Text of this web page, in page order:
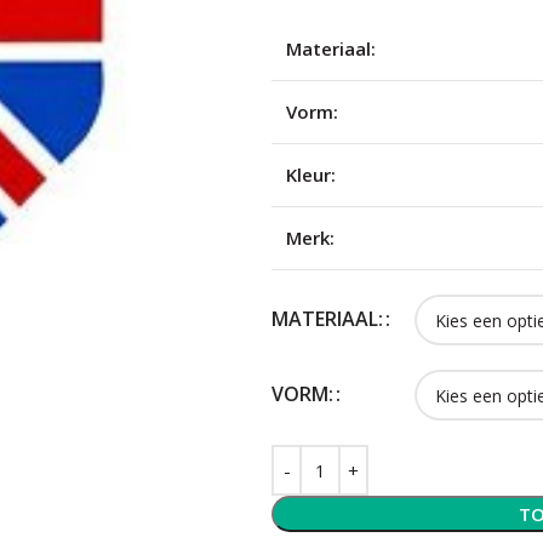
Materiaal:
Vorm:
Kleur:
Merk:
MATERIAAL:
VORM: